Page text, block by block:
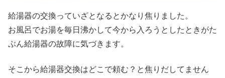
給湯器の交換っていざとなるとかなり焦りました。
お風呂でお湯を毎日沸かして今から入ろうとしたときがた
ぶん給湯器の故障に気づきます。
そこから給湯器交換はどこで頼む？と焦りだしてません